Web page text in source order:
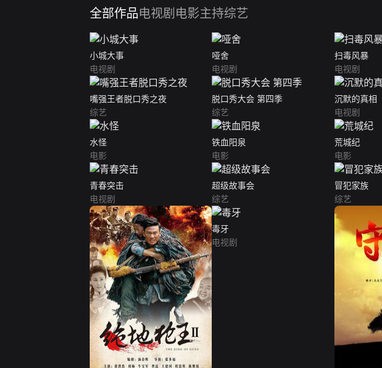
全部作品电视剧 电影主持综艺
小城大事
电视剧
哑舍
电视剧
扫毒风暴
电视剧
嘴强王者脱口秀之夜
综艺
脱口秀大会 第四季
综艺
沉默的真相
电视剧
水怪
电影
铁血阳泉
电影
荒城纪
电影
青春突击
电视剧
超级故事会
综艺
冒犯家族
综艺
毒牙
电视剧